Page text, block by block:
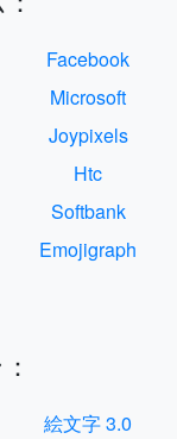
Facebook
Microsoft
Joypixels
Htc
Softbank
Emojigraph
絵文字 3.0